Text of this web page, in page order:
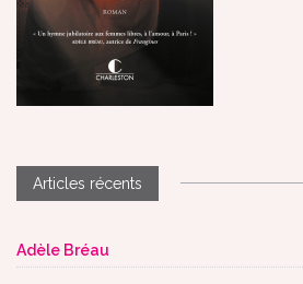
Articles récents
Adèle Bréau